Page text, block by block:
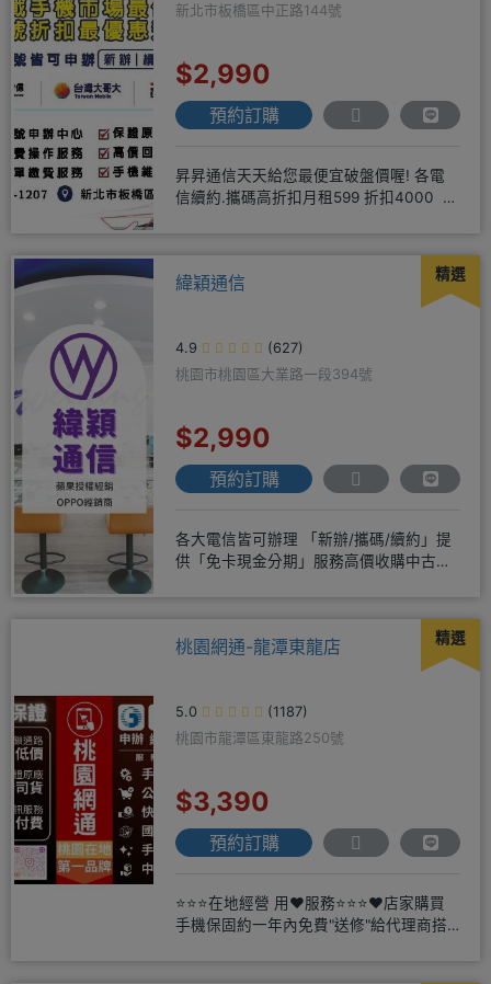
新北市板橋區中正路144號
$2,990
預約訂購
昇昇通信天天給您最便宜破盤價喔! 各電
信續約.攜碼高折扣月租599 折扣4000 月
精選
緯穎通信
4.9
(627)
桃園市桃園區大業路一段394號
$2,990
預約訂購
各大電信皆可辦理 「新辦/攜碼/續約」提
供「免卡現金分期」服務高價收購中古機
精選
桃園網通-龍潭東龍店
5.0
(1187)
桃園市龍潭區東龍路250號
$3,390
預約訂購
⭐⭐⭐在地經營 用❤️服務⭐⭐⭐❤️店家購買
手機保固約一年內免費"送修"給代理商搭